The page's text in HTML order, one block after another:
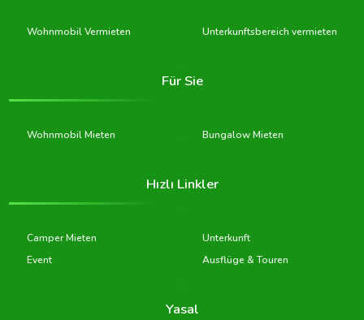
Wohnmobil Vermieten Unterkunftsbereich vermieten
Für Sie
Wohnmobil Mieten Bungalow Mieten
Hızlı Linkler
Camper Mieten
Unterkunft
Event
Ausflüge & Touren
Yasal